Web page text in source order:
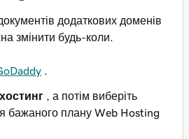
додаткових доменів
змінити будь-коли.
, а потім виберіть
бажаного плану Web Hosting